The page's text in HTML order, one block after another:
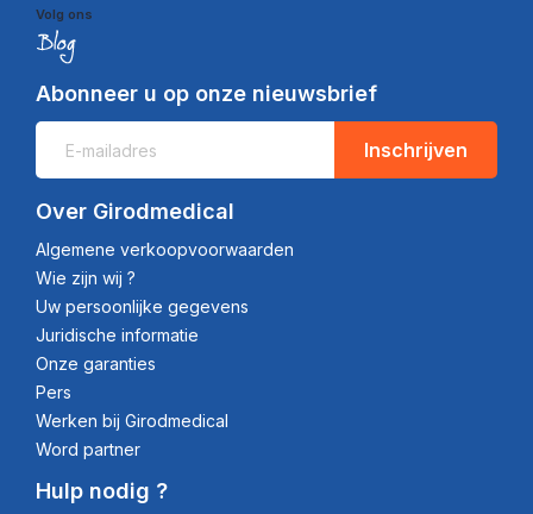
Volg ons
Abonneer u op onze nieuwsbrief
Inschrijven
Over Girodmedical
Algemene verkoopvoorwaarden
Wie zijn wij ?
Uw persoonlijke gegevens
Juridische informatie
Onze garanties
Pers
Werken bij Girodmedical
Word partner
Hulp nodig ?